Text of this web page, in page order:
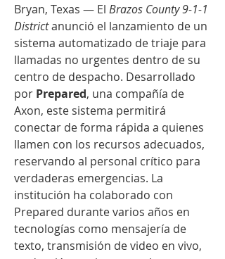
Bryan, Texas — El Brazos County 9-1-1
District anunció el lanzamiento de un
sistema automatizado de triaje para
llamadas no urgentes dentro de su
centro de despacho. Desarrollado
por Prepared, una compañía de
Axon, este sistema permitirá
conectar de forma rápida a quienes
llamen con los recursos adecuados,
reservando al personal crítico para
verdaderas emergencias. La
institución ha colaborado con
Prepared durante varios años en
tecnologías como mensajería de
texto, transmisión de video en vivo,